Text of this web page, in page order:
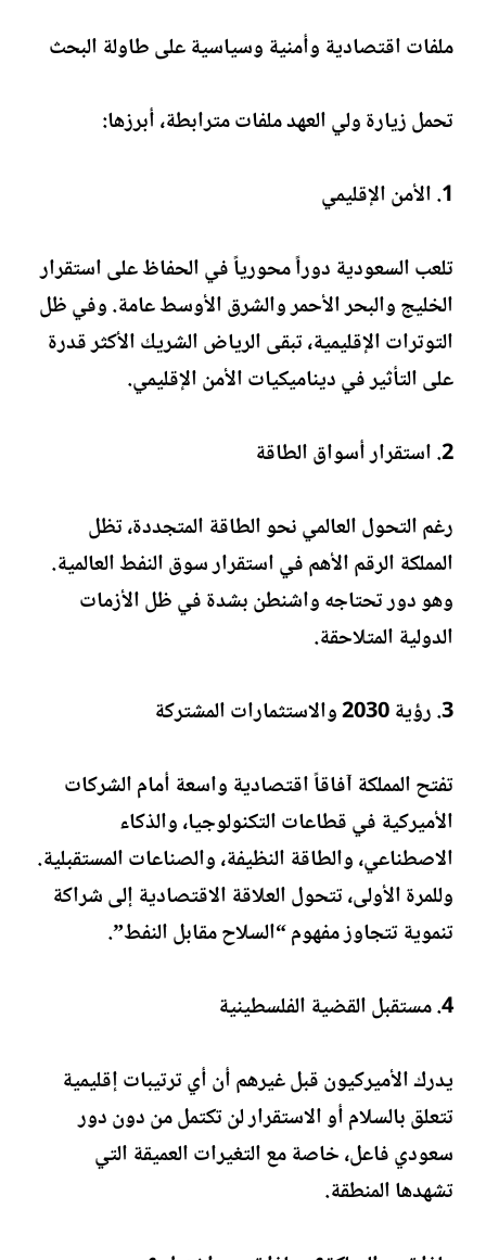
ملفات اقتصادية وأمنية وسياسية على طاولة البحث
تحمل زيارة ولي العهد ملفات مترابطة، أبرزها:
1. الأمن الإقليمي
تلعب السعودية دوراً محورياً في الحفاظ على استقرار
الخليج والبحر الأحمر والشرق الأوسط عامة. وفي ظل
التوترات الإقليمية، تبقى الرياض الشريك الأكثر قدرة
على التأثير في ديناميكيات الأمن الإقليمي.
2. استقرار أسواق الطاقة
رغم التحول العالمي نحو الطاقة المتجددة، تظل
المملكة الرقم الأهم في استقرار سوق النفط العالمية.
وهو دور تحتاجه واشنطن بشدة في ظل الأزمات
الدولية المتلاحقة.
3. رؤية 2030 والاستثمارات المشتركة
تفتح المملكة آفاقاً اقتصادية واسعة أمام الشركات
الأميركية في قطاعات التكنولوجيا، والذكاء
الاصطناعي، والطاقة النظيفة، والصناعات المستقبلية.
وللمرة الأولى، تتحول العلاقة الاقتصادية إلى شراكة
تنموية تتجاوز مفهوم “السلاح مقابل النفط”.
4. مستقبل القضية الفلسطينية
يدرك الأميركيون قبل غيرهم أن أي ترتيبات إقليمية
تتعلق بالسلام أو الاستقرار لن تكتمل من دون دور
سعودي فاعل، خاصة مع التغيرات العميقة التي
تشهدها المنطقة.